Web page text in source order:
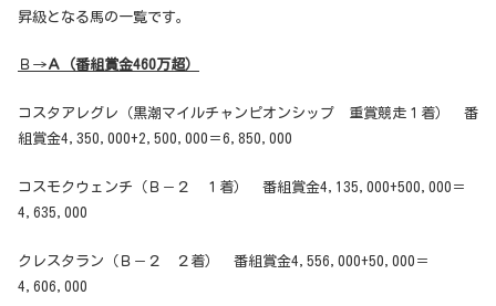
昇級となる馬の一覧です。
Ｂ→Ａ（番組賞金460万超）
コスタアレグレ（黒潮マイルチャンピオンシップ 重賞競走１着） 番
組賞金4,350,000+2,500,000＝6,850,000
コスモクウェンチ（Ｂ－２ １着） 番組賞金4,135,000+500,000＝
4,635,000
クレスタラン（Ｂ－２ ２着） 番組賞金4,556,000+50,000＝
4,606,000